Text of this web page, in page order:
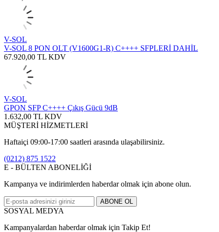
V-SOL
V-SOL 8 PON OLT (V1600G1-R) C++++ SFPLERİ DAHİL
67.920,00 TL KDV
V-SOL
GPON SFP C++++ Çıkış Gücü 9dB
1.632,00 TL KDV
MÜŞTERİ HİZMETLERİ
Haftaiçi 09:00-17:00 saatleri arasında ulaşabilirsiniz.
(0212) 875 1522
E - BÜLTEN ABONELİĞİ
Kampanya ve indirimlerden haberdar olmak için abone olun.
ABONE OL
SOSYAL MEDYA
Kampanyalardan haberdar olmak için Takip Et!